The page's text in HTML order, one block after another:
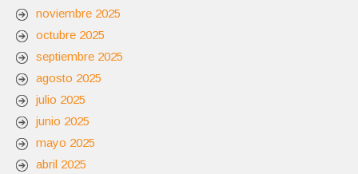
noviembre 2025
octubre 2025
septiembre 2025
agosto 2025
julio 2025
junio 2025
mayo 2025
abril 2025